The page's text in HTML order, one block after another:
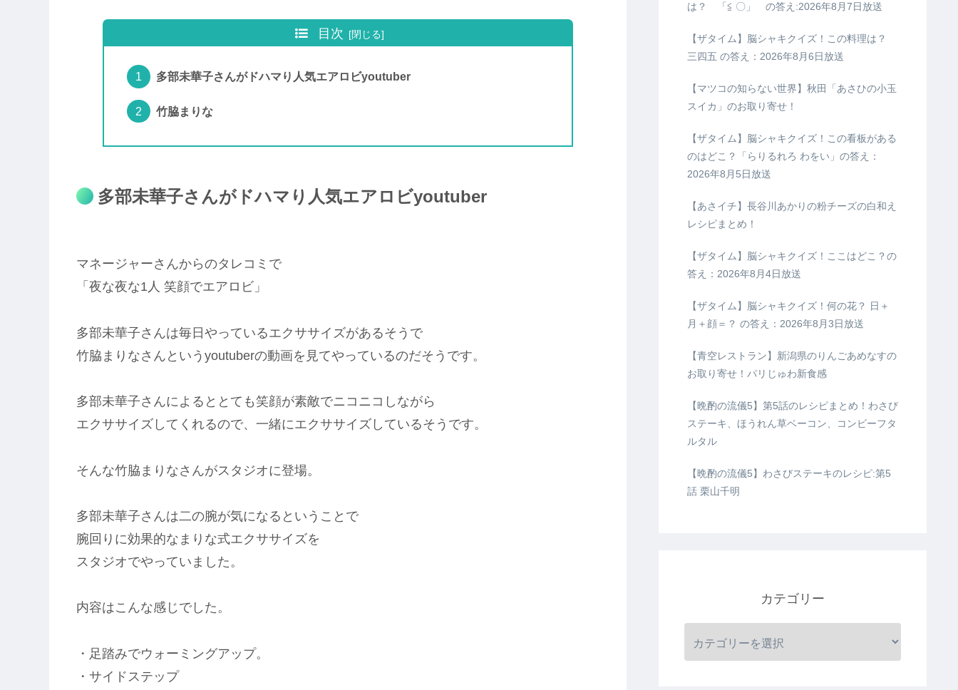
目次
多部未華子さんがドハマり人気エアロビyoutuber
竹脇まりな
多部未華子さんがドハマり人気エアロビyoutuber
マネージャーさんからのタレコミで
「夜な夜な1人 笑顔でエアロビ」
多部未華子さんは毎日やっているエクササイズがあるそうで
竹脇まりなさんというyoutuberの動画を見てやっているのだそうです。
多部未華子さんによるととても笑顔が素敵でニコニコしながら
エクササイズしてくれるので、一緒にエクササイズしているそうです。
そんな竹脇まりなさんがスタジオに登場。
多部未華子さんは二の腕が気になるということで
腕回りに効果的なまりな式エクササイズを
スタジオでやっていました。
内容はこんな感じでした。
・足踏みでウォーミングアップ。
・サイドステップ
は？ 「≦ 〇」 の答え:2026年8月7日放送
【ザタイム】脳シャキクイズ！この料理は？
三四五 の答え：2026年8月6日放送
【マツコの知らない世界】秋田「あさひの小玉
スイカ」のお取り寄せ！
【ザタイム】脳シャキクイズ！この看板がある
のはどこ？「らりるれろ わをい」の答え：
2026年8月5日放送
【あさイチ】長谷川あかりの粉チーズの白和え
レシピまとめ！
【ザタイム】脳シャキクイズ！ここはどこ？の
答え：2026年8月4日放送
【ザタイム】脳シャキクイズ！何の花？ 日＋
月＋顔＝？ の答え：2026年8月3日放送
【青空レストラン】新潟県のりんごあめなすの
お取り寄せ！パリじゅわ新食感
【晩酌の流儀5】第5話のレシピまとめ！わさび
ステーキ、ほうれん草ベーコン、コンビーフタ
ルタル
【晩酌の流儀5】わさびステーキのレシピ:第5
話 栗山千明
カテゴリー